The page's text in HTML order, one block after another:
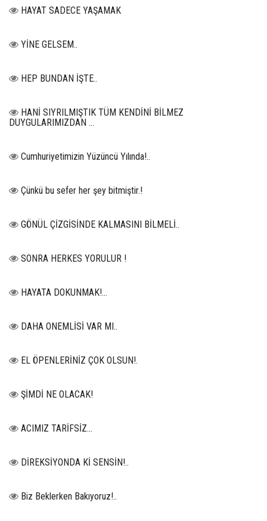
HAYAT SADECE YAŞAMAK
YİNE GELSEM..
HEP BUNDAN İŞTE..
HANİ SIYRILMIŞTIK TÜM KENDİNİ BİLMEZ
DUYGULARIMIZDAN …
Cumhuriyetimizin Yüzüncü Yılında!..
Çünkü bu sefer her şey bitmiştir.!
GÖNÜL ÇİZGİSİNDE KALMASINI BİLMELİ..
SONRA HERKES YORULUR !
HAYATA DOKUNMAK!...
DAHA ONEMLİSİ VAR MI..
EL ÖPENLERİNİZ ÇOK OLSUN!.
ŞİMDİ NE OLACAK!
ACIMIZ TARİFSİZ…
DİREKSİYONDA Kİ SENSİN!..
Biz Beklerken Bakıyoruz!..